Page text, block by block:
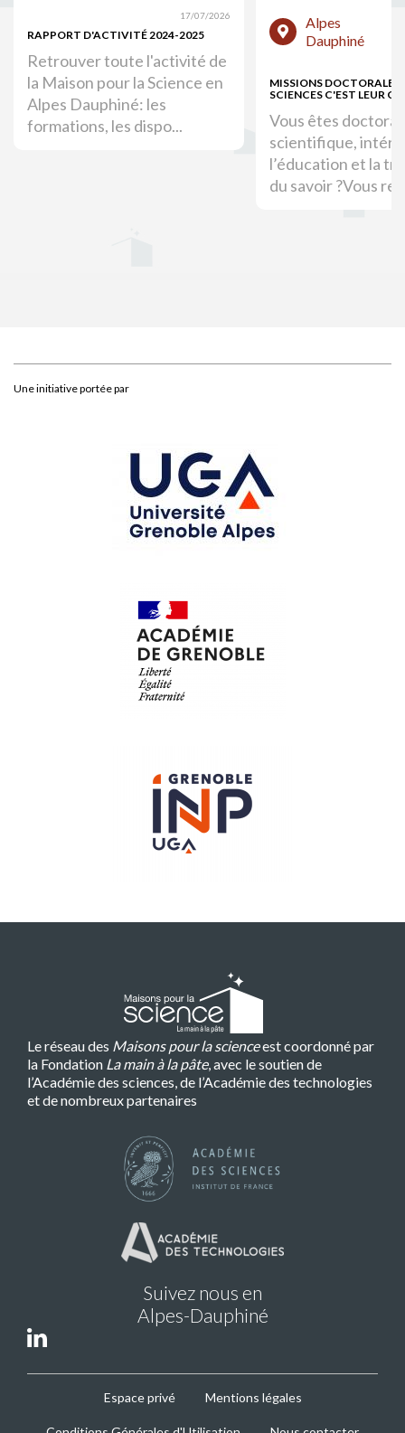
17/07/2026
RAPPORT D'ACTIVITÉ 2024-2025
Retrouver toute l'activité de
la Maison pour la Science en
Alpes Dauphiné: les
formations, les dispo...
Alpes
Dauphiné
MISSIONS DOCTORALES :
SCIENCES C'EST LEUR
Vous êtes
scientifique,
l’éducation et la
du savoir ?Vous
Une initiative portée par
Le réseau des Maisons pour la scienceest coordonné par
la Fondation La main à la pâte, avec le soutien de
l’Académie des sciences, de l’Académie des technologies
et de nombreux partenaires
Suivez nous en
Alpes-Dauphiné
Footer
Espace privé Mentions légales